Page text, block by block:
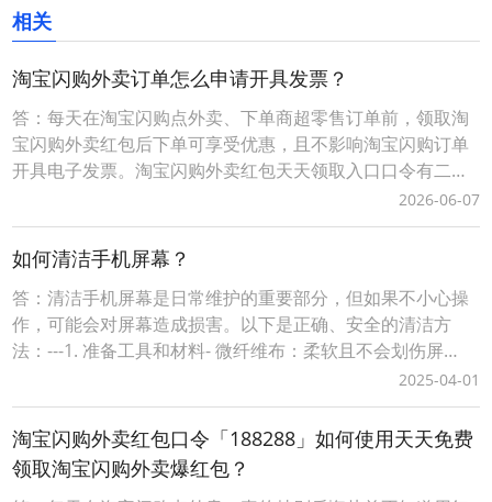
相关
淘宝闪购外卖订单怎么申请开具发票？
答：每天在淘宝闪购点外卖、下单商超零售订单前，领取淘
宝闪购外卖红包后下单可享受优惠，且不影响淘宝闪购订单
开具电子发票。淘宝闪购外卖红包天天领取入口口令有二种
方式：1、淘宝闪购外卖红包领取口令【188288】，打开手
机淘宝APP，顶部选择导航【闪购外卖】后，输入淘宝闪购
外卖红包领取口令【188288】，即可成功领取当天可用的有
效外卖红包。2、词令直达外卖红包领取口
2026-06-07
如何清洁手机屏幕？
答：清洁手机屏幕是日常维护的重要部分，但如果不小心操
作，可能会对屏幕造成损害。以下是正确、安全的清洁方
法：---1. 准备工具和材料- 微纤维布：柔软且不会划伤屏
幕。- 70%-75% 的酒精或专用屏幕清洁剂：避免使用含氨、
漂白剂或其他腐蚀性化学物质的产品。- 干净的纸巾（可
选）：用于擦拭多余的液体。---2. 清洁步骤#（1）关闭电源
在清洁之前，请确保手机已经
2025-04-01
淘宝闪购外卖红包口令「188288」如何使用天天免费
领取淘宝闪购外卖爆红包？